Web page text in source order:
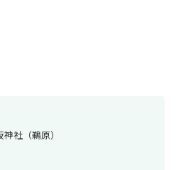
神社（鵜原）